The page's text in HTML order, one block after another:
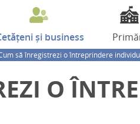
și business
să înregistrezi o întreprindere
O